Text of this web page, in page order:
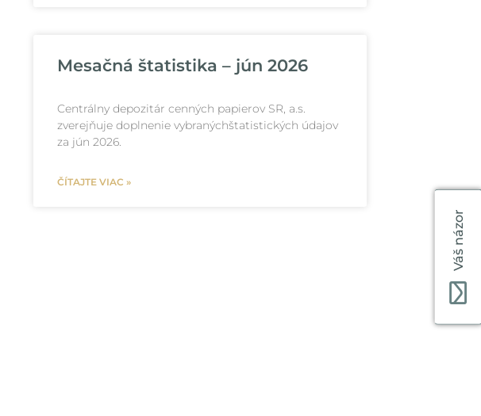
Mesačná štatistika – jún 2026
Centrálny depozitár cenných papierov SR, a.s.
zverejňuje doplnenie vybranýchštatistických údajov
za jún 2026.
ČÍTAJTE VIAC »
Váš názor